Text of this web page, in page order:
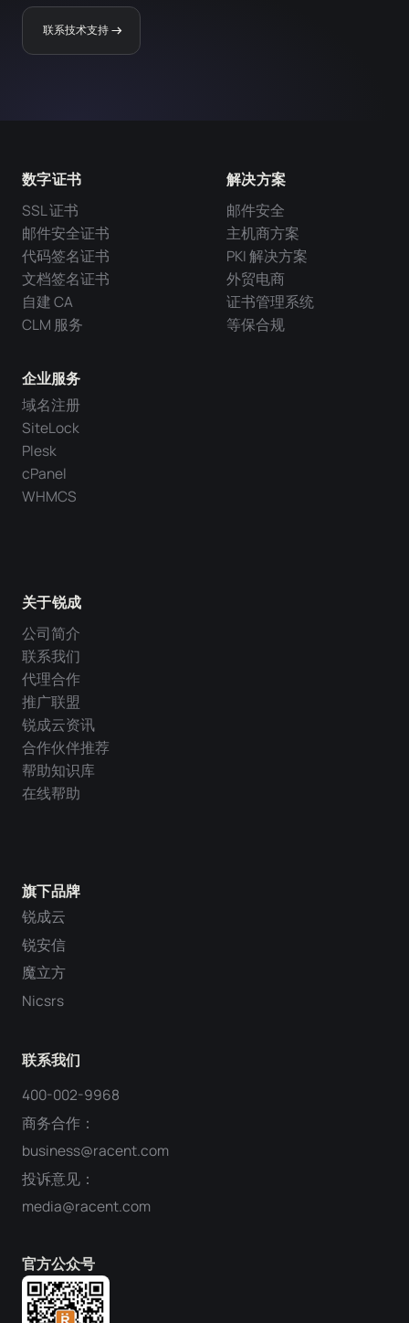
联系技术支持
旗下品牌
锐成云
锐安信
魔立方
Nicsrs
联系我们
400-002-9968
商务合作：
business@racent.com
投诉意见：
media@racent.com
官方公众号
数字证书
SSL 证书
邮件安全证书
代码签名证书
文档签名证书
自建 CA
CLM 服务
企业服务
域名注册
SiteLock
Plesk
cPanel
WHMCS
解决方案
邮件安全
主机商方案
PKI 解决方案
外贸电商
证书管理系统
等保合规
关于锐成
公司简介
联系我们
代理合作
推广联盟
锐成云资讯
合作伙伴推荐
帮助知识库
在线帮助